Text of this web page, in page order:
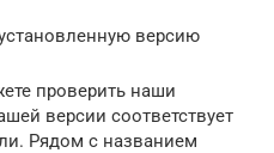
версию
проверить наши
версии соответствует
Рядом с названием